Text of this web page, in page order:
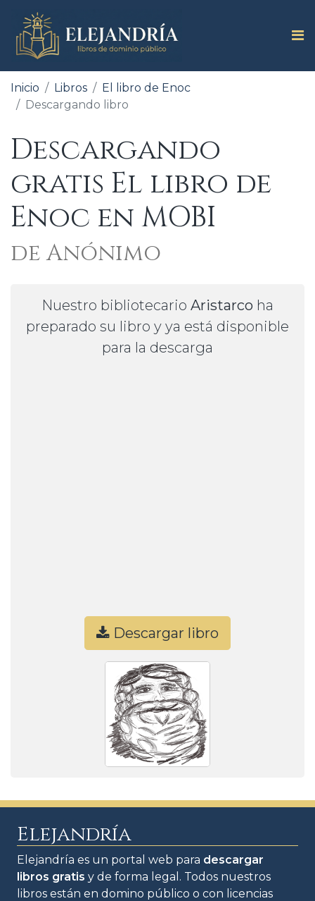
Inicio Libros
El libro de Enoc
Descargando libro
Descargando
gratis El libro de
Enoc en MOBI
de Anónimo
Nuestro bibliotecario Aristarco ha
preparado su libro y ya está disponible
para la descarga
Descargar libro
Elejandría
Elejandría es un portal web para descargar
libros gratis y de forma legal. Todos nuestros
libros están en domino público o con licencias